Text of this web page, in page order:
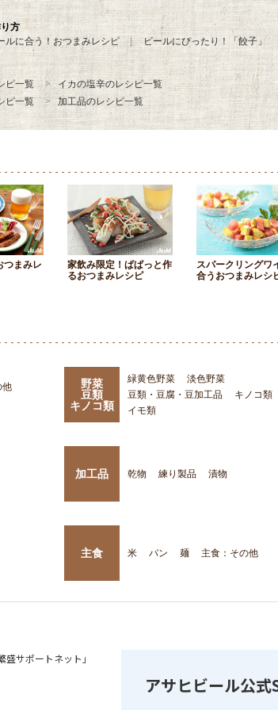
方
ルに合う！おつまみレシピ ビールにぴったり！「餃子」
ピ一覧
イカの塩辛のレシピ一覧
ピ一覧 加工品のレシピ一覧
つまみレ
家飲み限定！ぱぱっと作
るおつまみレシピ
スパークリングワ
合うおつまみレシ
他
野菜
豆類
キノコ類
緑黄色野菜
淡色野菜
豆類・豆腐・豆加工品
キノコ類
イモ類
加工品 乾物 練り製品 漬物
主食 米 パン 麺 主食：その他
サポートネット」
アサヒビール公式